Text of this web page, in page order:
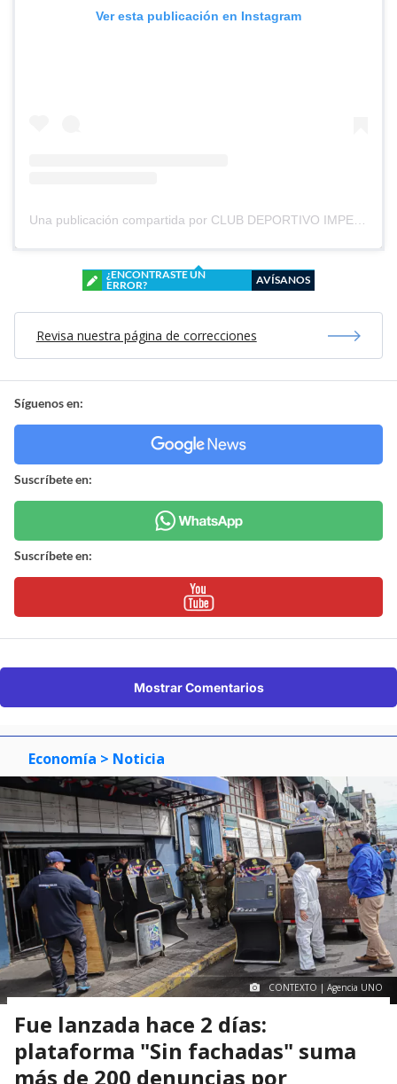
Ver esta publicación en Instagram
Una publicación compartida por CLUB DEPORTIVO IMPERIAL UNIDO (@cd_imperial_unido)
¿ENCONTRASTE UN
ERROR?
AVÍSANOS
Revisa nuestra página de correcciones
Síguenos en:
Suscríbete en:
Suscríbete en:
Mostrar Comentarios
Economía > Noticia
CONTEXTO | Agencia UNO
Fue lanzada hace 2 días:
plataforma "Sin fachadas" suma
más de 200 denuncias por